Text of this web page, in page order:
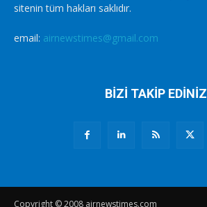
sitenin tüm hakları saklıdır.
email: airnewstimes@gmail.com
BİZİ TAKİP EDİNİZ
Copyright © 2008 airnewstimes.com